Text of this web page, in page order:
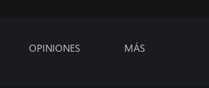
OPINIONES MÁS